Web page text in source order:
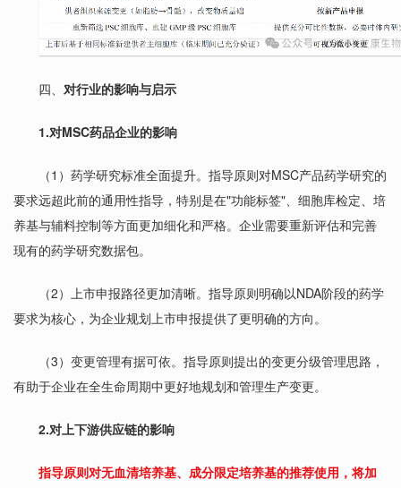
四、 对行业的影响与启示
1.对MSC药品企业的影响
（1）药学研究标准全面提升。指导原则对MSC产品药学研究的
要求远超此前的通用性指导，特别是在"功能标签"、细胞库检定、培
养基与辅料控制等方面更加细化和严格。企业需要重新评估和完善
现有的药学研究数据包。
（2）上市申报路径更加清晰。指导原则明确以NDA阶段的药学
要求为核心，为企业规划上市申报提供了更明确的方向。
（3）变更管理有据可依。指导原则提出的变更分级管理思路，
有助于企业在全生命周期中更好地规划和管理生产变更。
2.对上下游供应链的影响
指导原则对无血清培养基、成分限定培养基的推荐使用，将加